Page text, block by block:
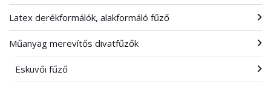
Latex derékformálók, alakformáló fűző
Műanyag merevítős divatfűzők
Esküvői fűző